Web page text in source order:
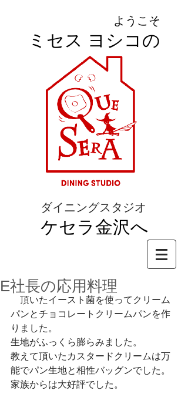
ようこそ
ミセス ヨシコの
ダイニングスタジオ
ケセラ金沢へ
E社長の応用料理
頂いたイースト菌を使ってクリーム
パンとチョコレートクリームパンを作
りました。
生地がふっくら膨らみました。
教えて頂いたカスタードクリームは万
能でパン生地と相性バッグンでした。
家族からは大好評でした。